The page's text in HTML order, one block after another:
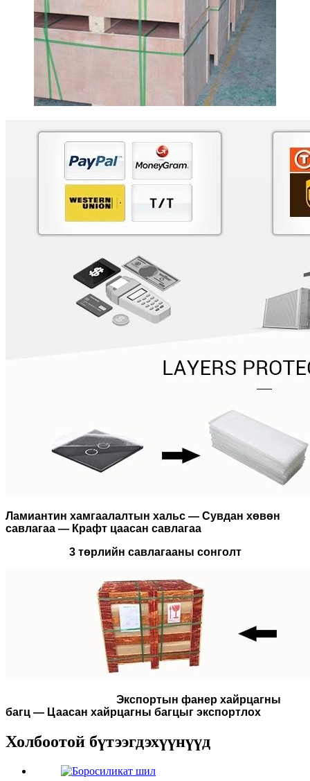
Ламиантин хамгаалалтын хальс — Сувдан хөвөн
савлагаа — Крафт цаасан савлагаа
3 төрлийн савлагааны сонголт
Экспортын фанер хайрцагны
багц — Цаасан хайрцагны багцыг экспортлох
Холбоотой бүтээгдэхүүнүүд